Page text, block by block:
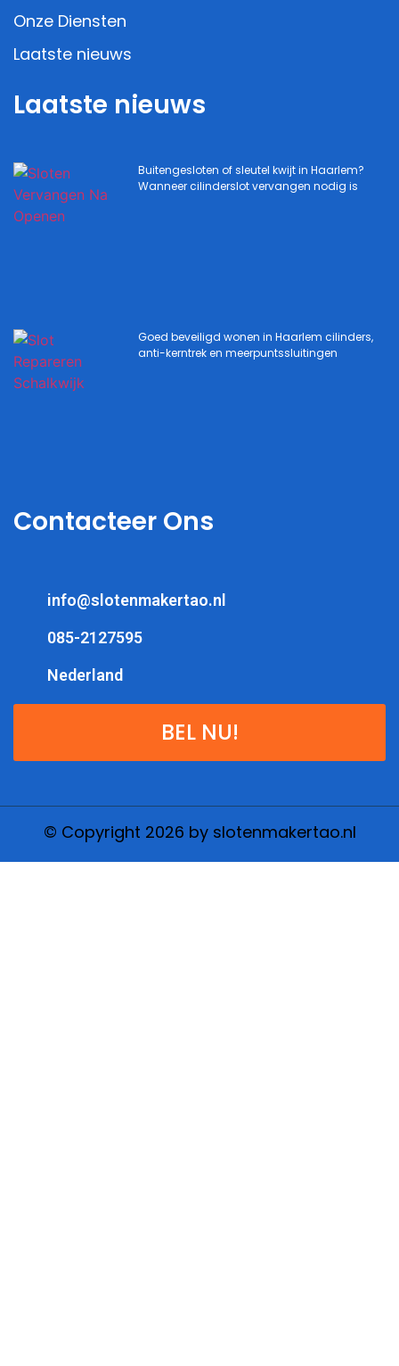
Onze Diensten
Laatste nieuws
Laatste nieuws
Buitengesloten of sleutel kwijt in Haarlem?
Wanneer cilinderslot vervangen nodig is
Goed beveiligd wonen in Haarlem cilinders,
anti-kerntrek en meerpuntssluitingen
Contacteer Ons
info@slotenmakertao.nl
085-2127595
Nederland
BEL NU!
© Copyright 2026 by slotenmakertao.nl